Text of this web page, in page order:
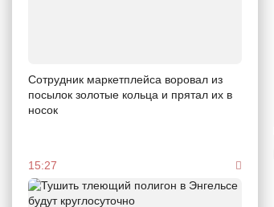
Сотрудник маркетплейса воровал из
посылок золотые кольца и прятал их в
носок
15:27